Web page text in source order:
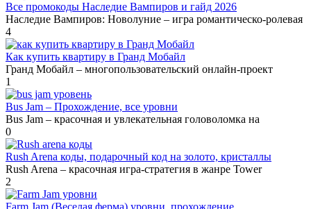
Все промокоды Наследие Вампиров и гайд 2026
Наследие Вампиров: Новолуние – игра романтическо-ролевая
4
Как купить квартиру в Гранд Мобайл
Гранд Мобайл – многопользовательский онлайн-проект
1
Bus Jam – Прохождение, все уровни
Bus Jam – красочная и увлекательная головоломка на
0
Rush Arena коды, подарочный код на золото, кристаллы
Rush Arena – красочная игра-стратегия в жанре Tower
2